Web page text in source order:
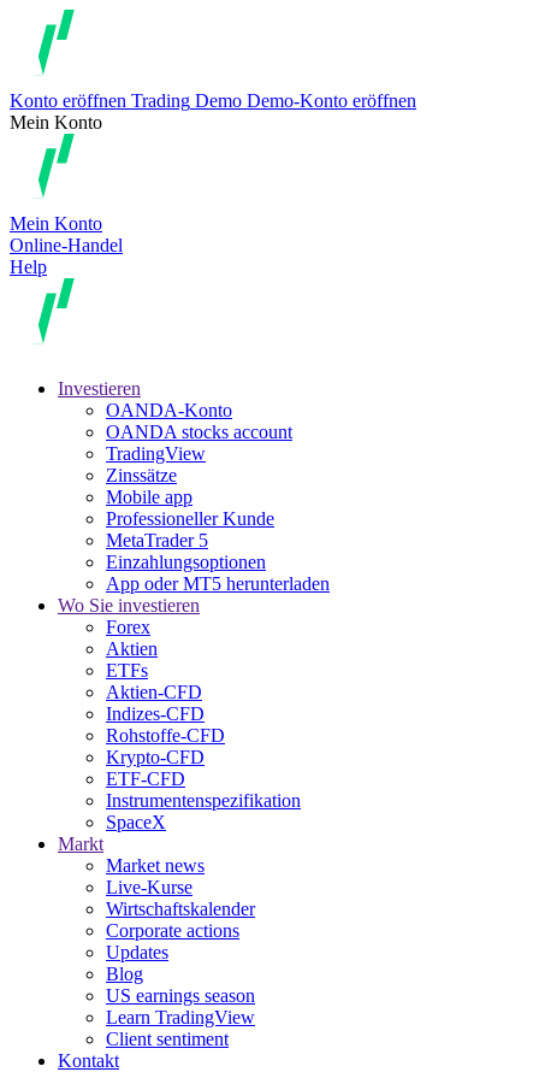
Konto eröffnen Trading Demo Demo-Konto eröffnen
Mein Konto
Mein Konto
Online-Handel
Help
Investieren
OANDA-Konto
OANDA stocks account
TradingView
Zinssätze
Mobile app
Professioneller Kunde
MetaTrader 5
Einzahlungsoptionen
App oder MT5 herunterladen
Wo Sie investieren
Forex
Aktien
ETFs
Aktien-CFD
Indizes-CFD
Rohstoffe-CFD
Krypto-CFD
ETF-CFD
Instrumentenspezifikation
SpaceX
Markt
Market news
Live-Kurse
Wirtschaftskalender
Corporate actions
Updates
Blog
US earnings season
Learn TradingView
Client sentiment
Kontakt